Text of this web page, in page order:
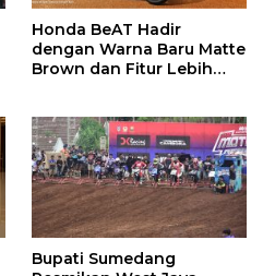
Honda BeAT Hadir
dengan Warna Baru Matte
Brown dan Fitur Lebih
Bupati Sumedang